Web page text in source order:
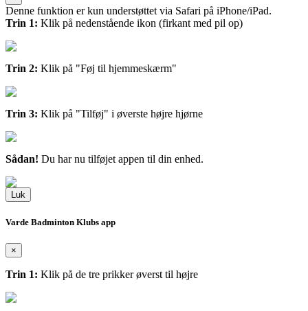
Denne funktion er kun understøttet via Safari på iPhone/iPad.
Trin 1: Klik på nedenstående ikon (firkant med pil op)
Trin 2: Klik på "Føj til hjemmeskærm"
Trin 3: Klik på "Tilføj" i øverste højre hjørne
Sådan! Du har nu tilføjet appen til din enhed.
Luk
Varde Badminton Klubs app
×
Trin 1: Klik på de tre prikker øverst til højre